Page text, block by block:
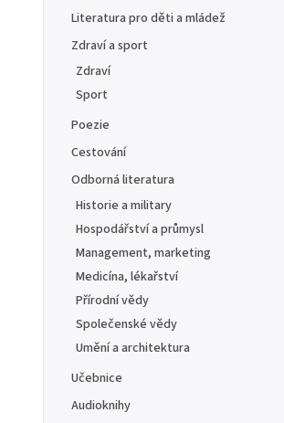
Literatura pro děti a mládež
Zdraví a sport
Zdraví
Sport
Poezie
Cestování
Odborná literatura
Historie a military
Hospodářství a průmysl
Management, marketing
Medicína, lékařství
Přírodní vědy
Společenské vědy
Umění a architektura
Učebnice
Audioknihy